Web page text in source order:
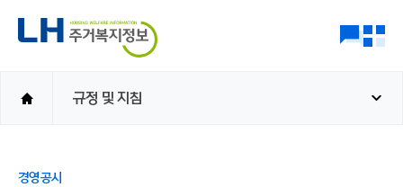
규정 및 지침
경영공시